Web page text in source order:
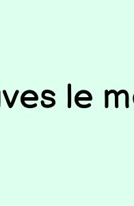
le